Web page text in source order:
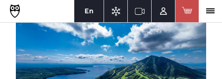
En